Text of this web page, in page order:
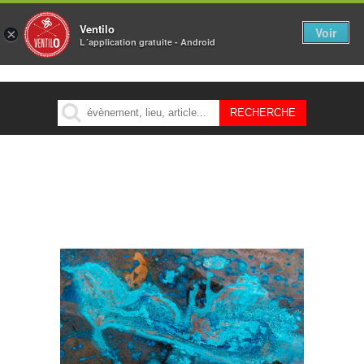
MENU
× Ventilo
L´application gratuite - Android
Voir